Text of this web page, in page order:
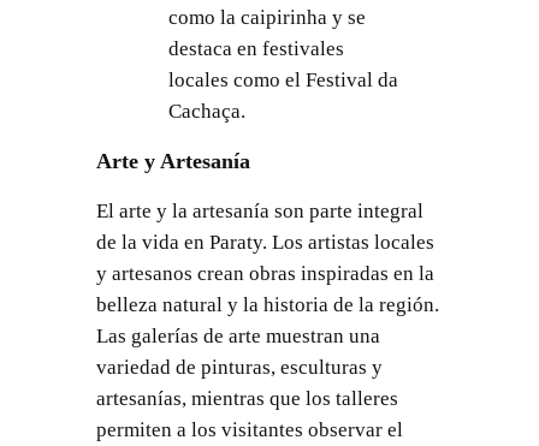
como la caipirinha y se
destaca en festivales
locales como el Festival da
Cachaça.
Arte y Artesanía
El arte y la artesanía son parte integral
de la vida en Paraty. Los artistas locales
y artesanos crean obras inspiradas en la
belleza natural y la historia de la región.
Las galerías de arte muestran una
variedad de pinturas, esculturas y
artesanías, mientras que los talleres
permiten a los visitantes observar el